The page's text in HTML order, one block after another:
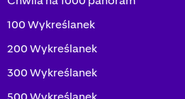
100 Wykreślanek
200 Wykreślanek
300 Wykreślanek